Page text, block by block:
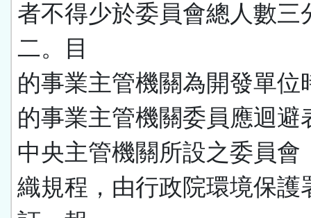
者不得少於委員會總人數三
二。目
的事業主管機關為開發單位
的事業主管機關委員應迴避
中央主管機關所設之委員會
織規程，由行政院環境保護